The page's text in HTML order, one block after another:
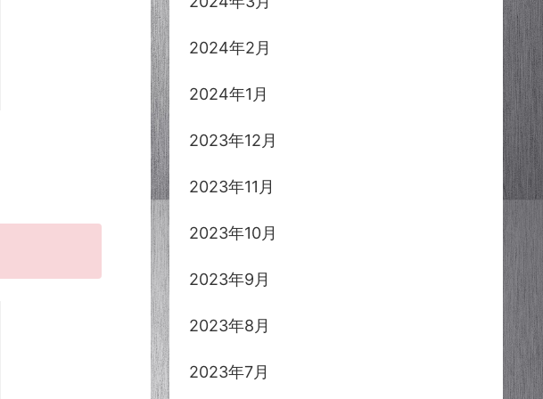
2024年2月
2024年1月
2023年12月
2023年11月
2023年10月
2023年9月
2023年8月
2023年7月